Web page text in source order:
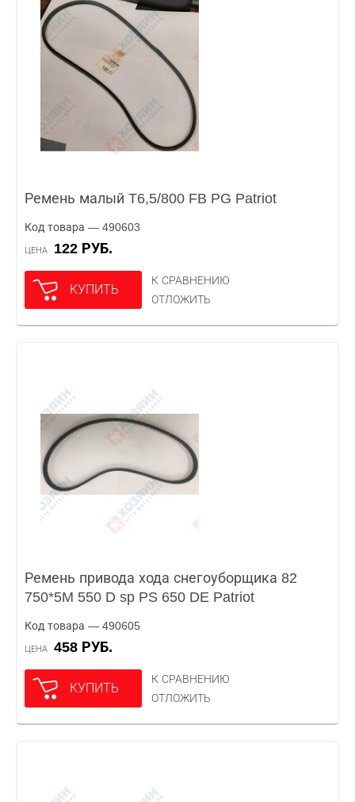
Ремень малый T6,5/800 FB PG Patriot
Код товара — 490603
ЦЕНА 122 РУБ.
КУПИТЬ
К СРАВНЕНИЮ
ОТЛОЖИТЬ
Ремень привода хода снегоуборщика 82
750*5M 550 D sp PS 650 DE Patriot
Код товара — 490605
ЦЕНА 458 РУБ.
КУПИТЬ
К СРАВНЕНИЮ
ОТЛОЖИТЬ